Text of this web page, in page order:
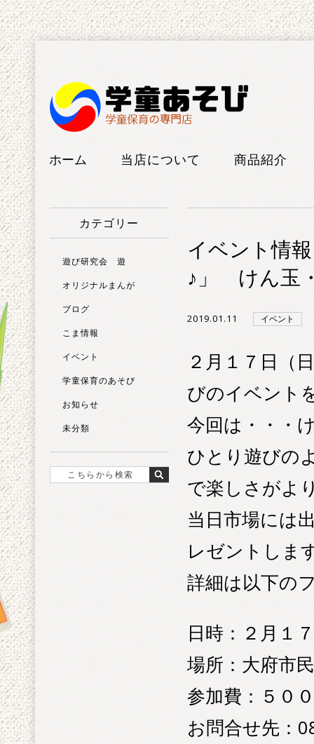
ホーム 当店について
FAQ
商品紹介
ボードゲー
ム
イベント情
♪」 けん玉
2019.01.11 イベント
２月１７日（
びのイベント
今回は・・・
ひとり遊びの
で楽しさがよ
当日市場には
レゼントしま
詳細は以下の
日時：２月１
場所：大府市
参加費：５０
お問合せ先：
カテゴリー
遊び研究会 遊
オリジナルまんが
ブログ
こま情報
イベント
学童保育のあそび
お知らせ
未分類